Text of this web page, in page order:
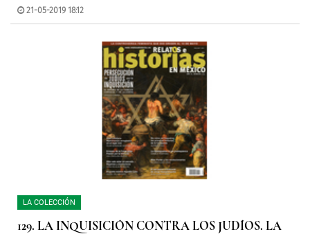
21-05-2019 18:12
LA COLECCIÓN
129. LA INQUISICIÓN CONTRA LOS JUDÍOS. LA